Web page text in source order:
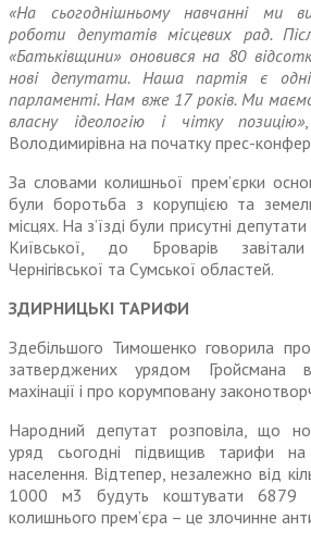
«На сьогоднішньому навчанні ми
роботи депутатів місцевих рад.
«Батьківщини» оновився на 80
нові депутати. Наша партія є
парламенті. Нам вже 17 років. Ми
власну ідеологію і чітку позицію»
Володимирівна на початку прес-
За словами колишньої прем’єрки
були боротьба з корупцією та
місцях. На з’їзді були присутні
Київської, до Броварів
Чернігівської та Сумської областей.
ЗДИРНИЦЬКІ ТАРИФИ
Здебільшого Тимошенко гово­рила
затверджених урядом Гройсмана
махінації і про корумповану
Народний депутат розповіла, що
уряд сьогодні підвищив тарифи на
населення. Відтепер, незалежно від
1000 м3 будуть коштувати 6879
колишнього прем’єра – це злочинне